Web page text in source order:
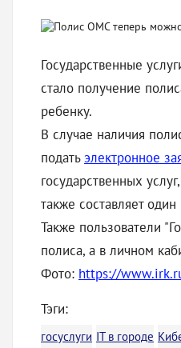
Государственные
стало получение
ребенку.
В случае наличия
податьэлектронное
государственных
также составляет
Также пользователи
полиса, а в личном
Фото: https://
Тэги:
госуслуги IT в городе